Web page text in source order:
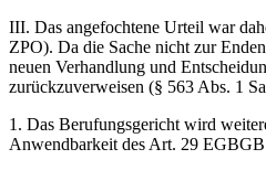
III. Das angefochtene Urteil war
ZPO). Da die Sache nicht zur
neuen Verhandlung und
zurückzuverweisen (§ 563 Abs. 1
1. Das Berufungsgericht wird
Anwendbarkeit des Art. 29